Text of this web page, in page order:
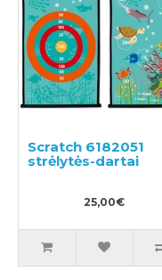
Scratch 6182051
strėlytės-dartai
25,00€